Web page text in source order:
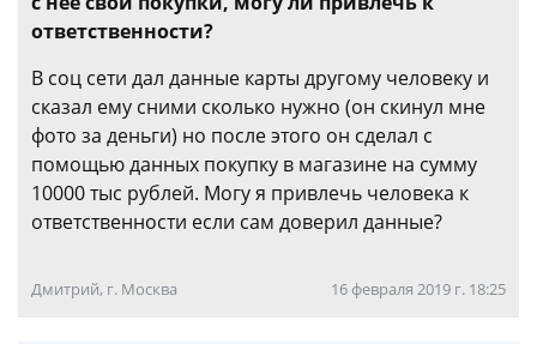
ответственности?
В соц сети дал данные карты другому человеку и
сказал ему сними сколько нужно (он скинул мне
фото за деньги) но после этого он сделал с
помощью данных покупку в магазине на сумму
10000 тыс рублей. Могу я привлечь человека к
ответственности если сам доверил данные?
Дмитрий, г. Москва 16 февраля 2019 г. 18:25